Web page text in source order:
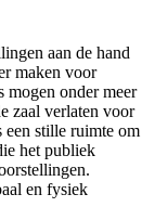
aan de hand
maken voor
mogen onder meer
zaal verlaten voor
stille ruimte om
het publiek
en fysiek